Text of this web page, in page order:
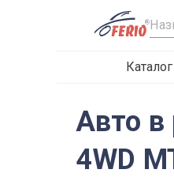
R
Каталог
Авто в
4WD